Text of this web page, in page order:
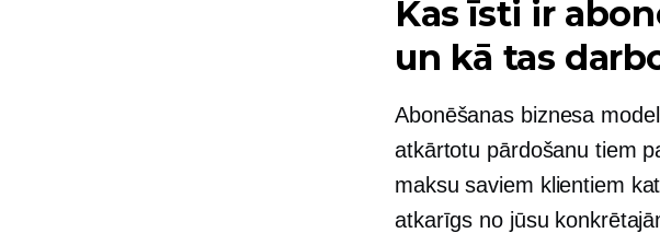
Kas īsti ir
un kā tas
Abonēšanas biznesa
atkārtotu pārdošanu tiem
maksu saviem klientiem
atkarīgs no jūsu